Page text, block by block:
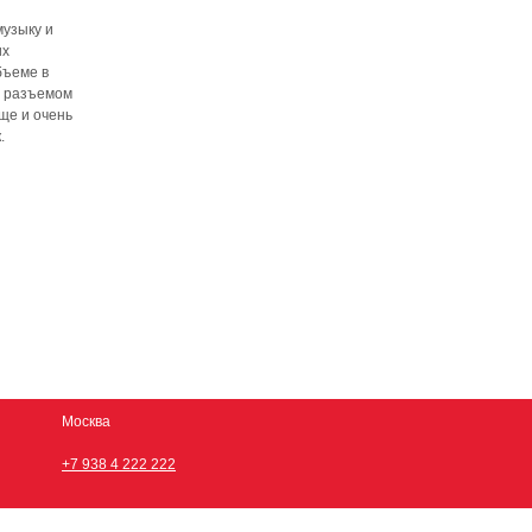
и
в
разъемом
и очень
Москва
+7 938 4 222 222